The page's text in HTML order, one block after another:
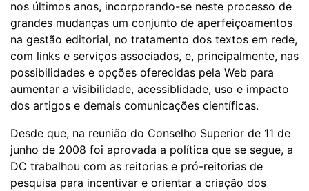
nos últimos anos, incorporando-se neste processo de
grandes mudanças um conjunto de aperfeiçoamentos
na gestão editorial, no tratamento dos textos em rede,
com links e serviços associados, e, principalmente, nas
possibilidades e opções oferecidas pela Web para
aumentar a visibilidade, acessiblidade, uso e impacto
dos artigos e demais comunicações científicas.
Desde que, na reunião do Conselho Superior de 11 de
junho de 2008 foi aprovada a política que se segue, a
DC trabalhou com as reitorias e pró-reitorias de
pesquisa para incentivar e orientar a criação dos